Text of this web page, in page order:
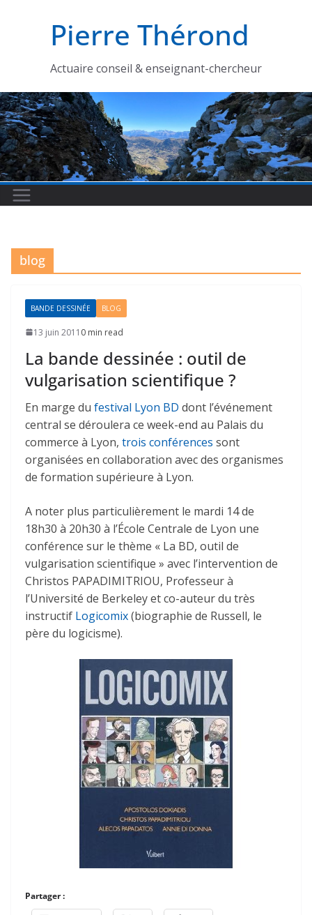
Pierre Thérond
Actuaire conseil & enseignant-chercheur
blog
BANDE DESSINÉE BLOG
13 juin 2011 0 min read
La bande dessinée : outil de
vulgarisation scientifique ?
En marge du festival Lyon BD dont l’événement
central se déroulera ce week-end au Palais du
commerce à Lyon, trois conférences sont
organisées en collaboration avec des organismes
de formation supérieure à Lyon.
A noter plus particulièrement le mardi 14 de
18h30 à 20h30 à l’École Centrale de Lyon une
conférence sur le thème « La BD, outil de
vulgarisation scientifique » avec l’intervention de
Christos PAPADIMITRIOU, Professeur à
l’Université de Berkeley et co-auteur du très
instructif Logicomix(biographie de Russell, le
père du logicisme).
Partager :